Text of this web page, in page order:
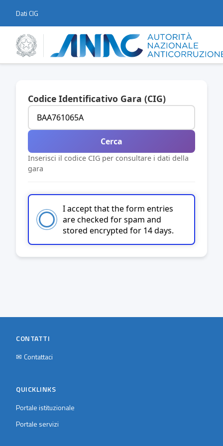
Dati CIG
Codice Identificativo Gara (CIG)
Cerca
Inserisci il codice CIG per consultare i dati della
gara
I accept that the form entries
are checked for spam and
stored encrypted for 14 days.
CONTATTI
✉ Contattaci
QUICKLINKS
Portale istituzionale
Portale servizi